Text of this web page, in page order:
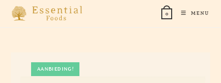
0 MENU
AANBIEDING!